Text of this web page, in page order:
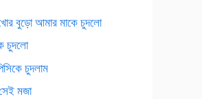
বুড়ো আমার মাকে চুদলো
চুদলো
চুদলাম
মজা